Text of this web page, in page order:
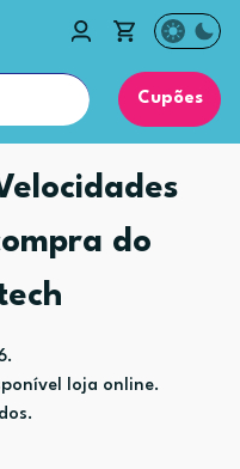
Cupões
do
loja online.